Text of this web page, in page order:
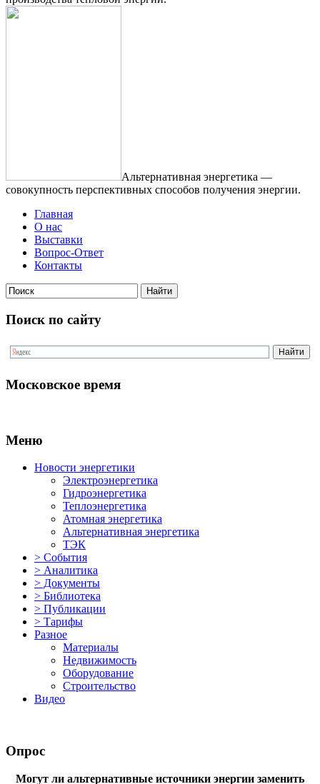
Альтернативная энергетика —
совокупность перспективных способов получения энергии.
Главная
О нас
Выставки
Вопрос-Ответ
Контакты
Поиск по сайту
Московское время
Меню
Новости энергетики
Электроэнергетика
Гидроэнергетика
Теплоэнергетика
Атомная энергетика
Альтернативная энергетика
ТЭК
> События
> Аналитика
> Документы
> Библиотека
> Публикации
> Тарифы
Разное
Материалы
Недвижимость
Оборудование
Строительство
Видео
Опрос
Могут ли альтернативные источники энергии заменить